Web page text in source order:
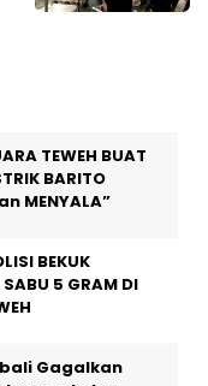
TEWEH BUAT
BARITO
MENYALA”
BEKUK
5 GRAM DI
Gagalkan